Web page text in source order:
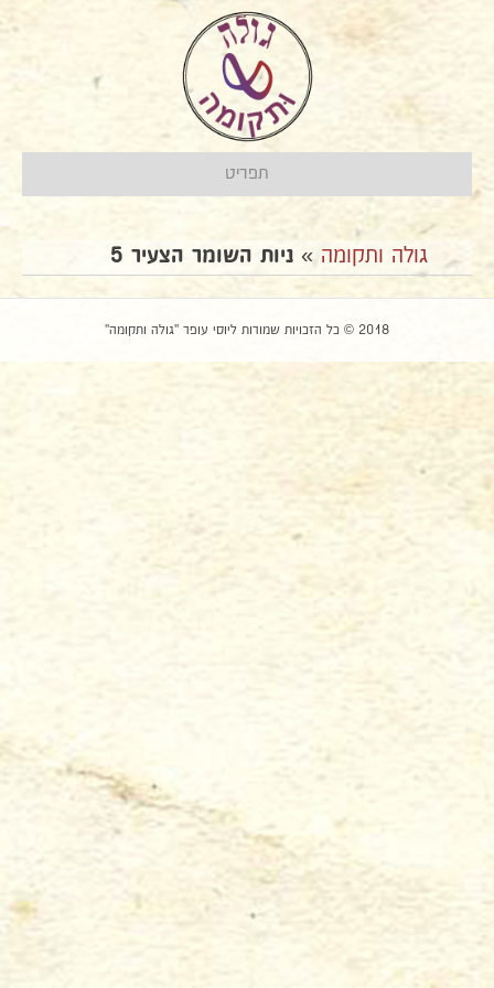
תפריט
גולה ותקומה » ניות השומר הצעיר 5
2018 © כל הזכויות שמורות ליוסי עופר "גולה ותקומה"